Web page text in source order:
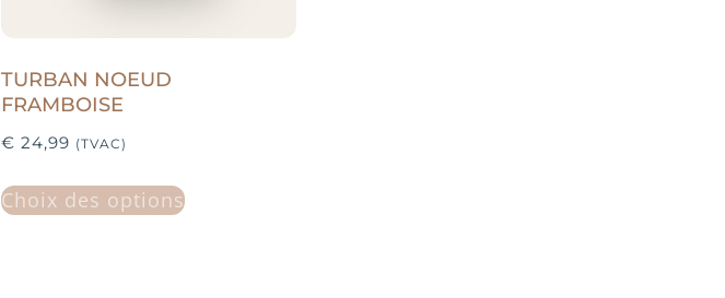
TURBAN NOEUD
FRAMBOISE
€ 24,99 (TVAC)
Choix des options